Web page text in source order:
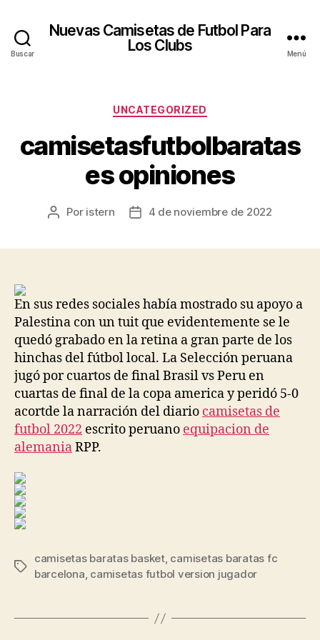
Buscar
Nuevas Camisetas de Futbol Para
Los Clubs
Menú
Categorías
UNCATEGORIZED
camisetasfutbolbaratas
es opiniones
Autor
Por istern
Fecha4 de noviembre de 2022
En sus redes sociales había mostrado su apoyo a
Palestina con un tuit que evidentemente se le
quedó grabado en la retina a gran parte de los
hinchas del fútbol local. La Selección peruana
jugó por cuartos de final Brasil vs Peru en
cuartas de final de la copa america y peridó 5-0
acortde la narración del diario camisetas de
futbol 2022 escrito peruano equipacion de
alemaniaRPP.
Etiquetas
camisetas baratas basket, camisetas baratas fc
barcelona, camisetas futbol version jugador